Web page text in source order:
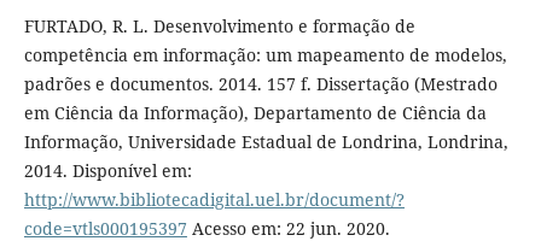
FURTADO, R. L. Desenvolvimento e formação de
competência em informação: um mapeamento de modelos,
padrões e documentos. 2014. 157 f. Dissertação (Mestrado
em Ciência da Informação), Departamento de Ciência da
Informação, Universidade Estadual de Londrina, Londrina,
2014. Disponível em:
http://www.bibliotecadigital.uel.br/document/?
code=vtls000195397 Acesso em: 22 jun. 2020.